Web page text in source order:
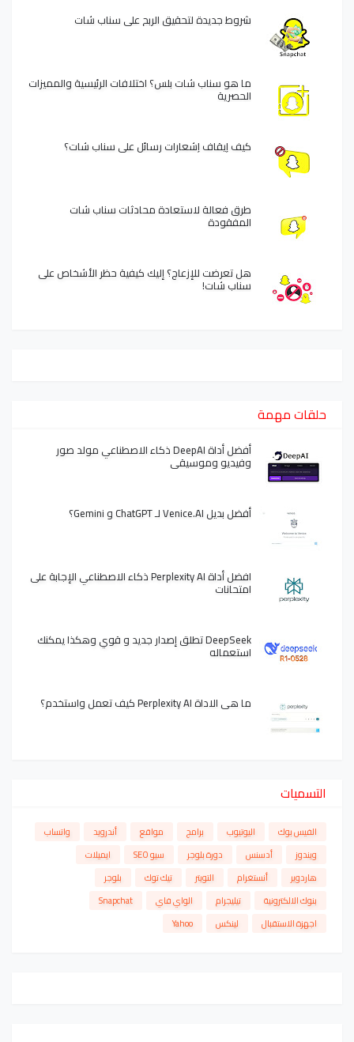
شروط جديدة لتحقيق الربح على سناب شات
ما هو سناب شات بلس؟ اختلافات الرئيسية والمميزات
الحصرية
كيف إيقاف إشعارات رسائل على سناب شات؟
طرق فعالة لاستعادة محادثات سناب شات
المفقودة
هل تعرضت للإزعاج؟ إليك كيفية حظر الأشخاص على
سناب شات!
حلقات مهمة
أفضل أداة DeepAI ذكاء الاصطناعي مولد صور
وفيديو وموسيقى
أفضل بديل Venice.AI لـ ChatGPT و Gemini؟
افضل أداة Perplexity AI ذكاء الاصطناعي الإجابة على
امتحانات
DeepSeek تطلق إصدار جديد و قوي وهكذا يمكنك
استعماله
ما هي الاداة Perplexity AI كيف تعمل واستخدم؟
التسميات
الفيس بوك اليوتيوب برامج مواقع أندرويد
واتساب
ويندوز
أدسنس دورة بلوجر سيو SEO
ايميلات
هاردوير
أنستغرام التويتر تيك توك
بلوجر
بنوك الالكترونية
تيليجرام الواي فاي
Snapchat
اجهزة الاستقبال
لينكس Yahoo